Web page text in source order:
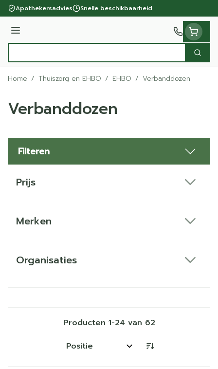
Ga naar de inhoud
Apothekersadvies Snelle beschikbaarheid
Menu
Zoek
Home / Thuiszorg en EHBO / EHBO / Verbanddozen
Verbanddozen
Filteren
Prijs
Merken
Organisaties
Producten 1-24 van 62
Sorteer op: